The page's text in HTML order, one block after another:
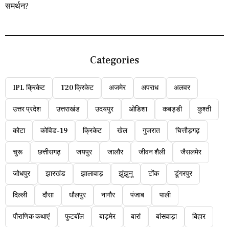
Categories
IPL क्रिकेट T20 क्रिकेट अजमेर अपराध अलवर
उत्तर प्रदेश उत्तराखंड उदयपुर ओडिशा कबड्डी कुश्ती
कोटा कोविड-19 क्रिकेट खेल गुजरात चित्तौड़गढ़
चुरू छत्तीसगढ़ जयपुर जालौर जीवन शैली जैसलमेर
जोधपुर झारखंड झालावाड़ झुंझुनू टोंक डूंगरपुर
दिल्ली दौसा धौलपुर नागौर पंजाब पाली
पौराणिक कथाएं फुटबॉल बाड़मेर बारां बांसवाड़ा बिहार